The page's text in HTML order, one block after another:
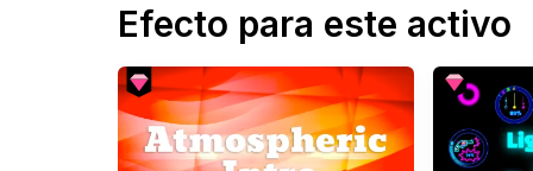
Efecto para este activo